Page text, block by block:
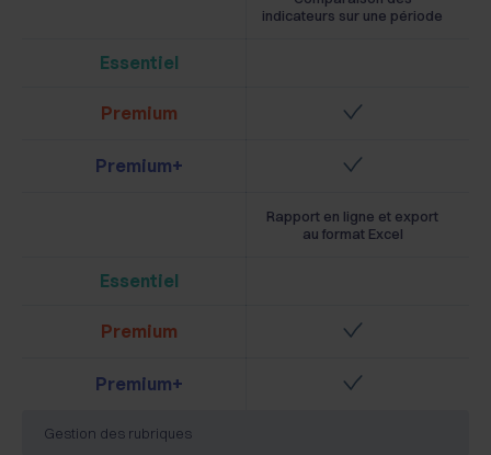
indicateurs sur une période
Essentiel
Premium
Premium+
Rapport en ligne et export
au format Excel
Essentiel
Premium
Premium+
Gestion des rubriques